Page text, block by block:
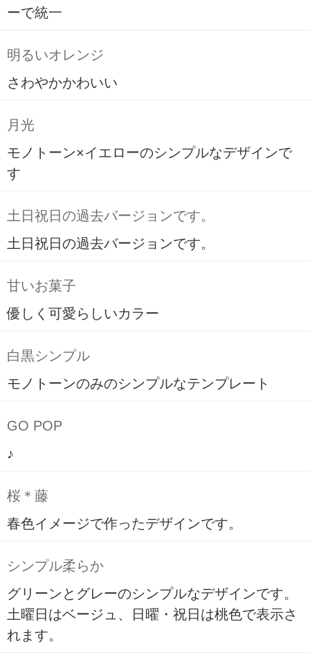
ーで統一
明るいオレンジ
さわやかかわいい
月光
モノトーン×イエローのシンプルなデザインで
す
土日祝日の過去バージョンです。
土日祝日の過去バージョンです。
甘いお菓子
優しく可愛らしいカラー
白黒シンプル
モノトーンのみのシンプルなテンプレート
GO POP
♪
桜＊藤
春色イメージで作ったデザインです。
シンプル柔らか
グリーンとグレーのシンプルなデザインです。
土曜日はベージュ、日曜・祝日は桃色で表示さ
れます。